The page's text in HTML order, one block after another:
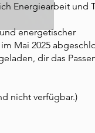
Energiearbeit und
energetischer
Mai 2025
dir das
nicht verfügbar.)